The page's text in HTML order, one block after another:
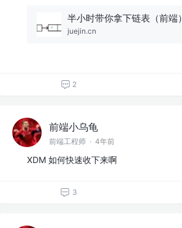
半小时带你拿下链表（前端）
juejin.cn
2
前端小乌龟
前端工程师 · 4年前
XDM 如何快速收下来啊
3